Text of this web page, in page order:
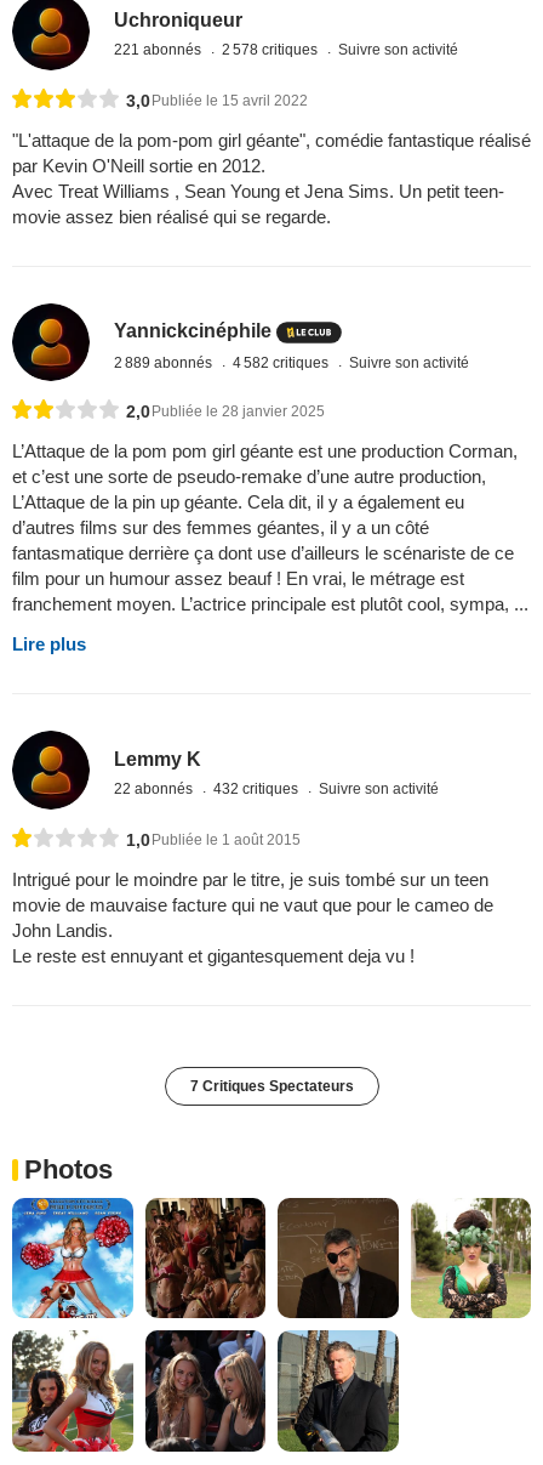
Uchroniqueur
221 abonnés 2 578 critiques Suivre son activité
3,0 Publiée le 15 avril 2022
"L'attaque de la pom-pom girl géante", comédie fantastique réalisé
par Kevin O'Neill sortie en 2012.
Avec Treat Williams , Sean Young et Jena Sims. Un petit teen-
movie assez bien réalisé qui se regarde.
Yannickcinéphile
2 889 abonnés 4 582 critiques Suivre son activité
2,0 Publiée le 28 janvier 2025
L’Attaque de la pom pom girl géante est une production Corman,
et c’est une sorte de pseudo-remake d’une autre production,
L’Attaque de la pin up géante. Cela dit, il y a également eu
d’autres films sur des femmes géantes, il y a un côté
fantasmatique derrière ça dont use d’ailleurs le scénariste de ce
film pour un humour assez beauf ! En vrai, le métrage est
franchement moyen. L’actrice principale est plutôt cool, sympa, ...
Lire plus
Lemmy K
22 abonnés 432 critiques Suivre son activité
1,0Publiée le 1 août 2015
Intrigué pour le moindre par le titre, je suis tombé sur un teen
movie de mauvaise facture qui ne vaut que pour le cameo de
John Landis.
Le reste est ennuyant et gigantesquement deja vu !
7 Critiques Spectateurs
Photos